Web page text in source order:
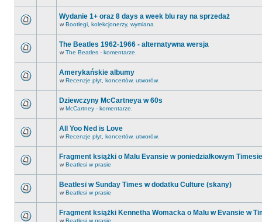
Wydanie 1+ oraz 8 days a week blu ray na sprzedaż
w Bootlegi, kolekcjonerzy, wymiana
The Beatles 1962-1966 - alternatywna wersja
w The Beatles - komentarze.
Amerykańskie albumy
w Recenzje płyt, koncertów, utworów.
Dziewczyny McCartneya w 60s
w McCartney - komentarze.
All Yoo Ned is Love
w Recenzje płyt, koncertów, utworów.
Fragment książki o Malu Evansie w poniedziałkowym Timesie
w Beatlesi w prasie
Beatlesi w Sunday Times w dodatku Culture (skany)
w Beatlesi w prasie
Fragment książki Kennetha Womacka o Malu w Evansie w
w Beatlesi w prasie